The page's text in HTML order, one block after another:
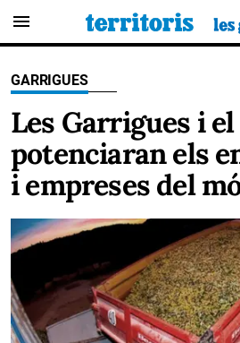
menu
GARRIGUES
Les Garrigues i
potenciaran els
i empreses del